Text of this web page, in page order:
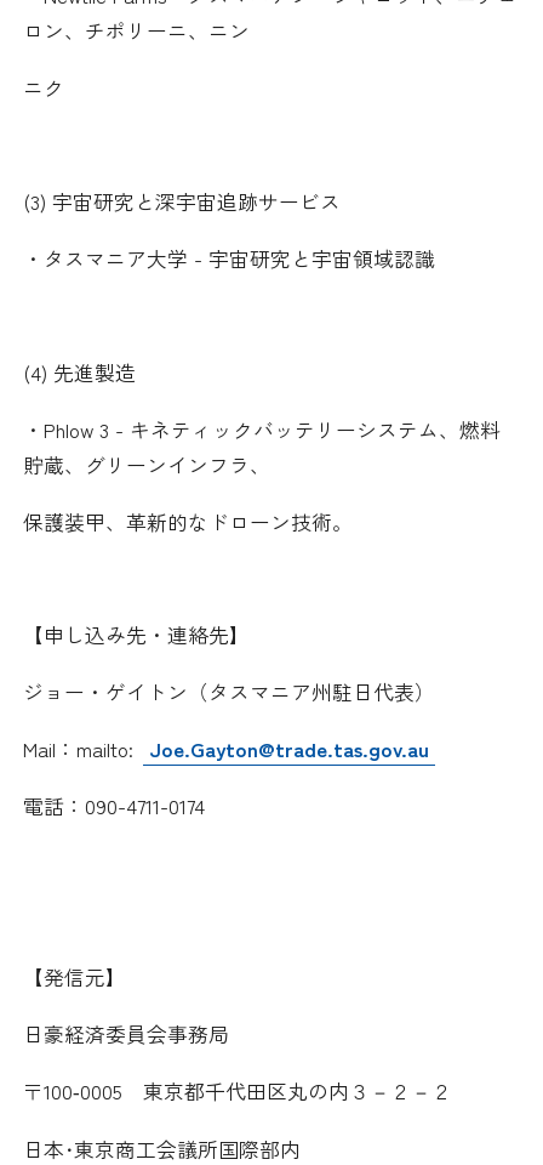
ロン、チポリーニ、ニン
ニク
(3) 宇宙研究と深宇宙追跡サービス
・タスマニア大学 - 宇宙研究と宇宙領域認識
(4) 先進製造
・ Phlow 3 - キネティックバッテリーシステム、燃料
貯蔵、グリーンインフラ、
保護装甲、革新的なドローン技術。
【申し込み先・連絡先】
ジョー・ゲイトン（タスマニア州駐日代表）
Mail ： mailto:
Joe.Gayton@trade.tas.gov.au
電話： 090-4711-0174
【発信元】
日豪経済委員会事務局
〒100‐0005 東京都千代田区丸の内３－２－２
日本･東京商工会議所国際部内